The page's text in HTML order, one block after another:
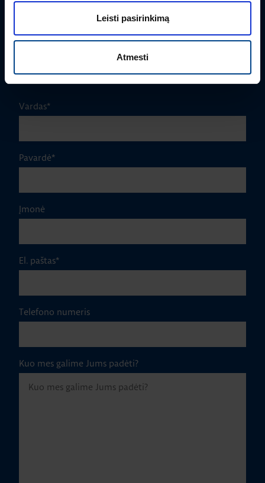
Leisti pasirinkimą
Atmesti
PRODUKTO VADOVAS
Edmas Nausėdas
edmas.nausedas@utugroup.com
Vardas*
Pavardė*
Įmonė
El. paštas*
Telefono numeris
Kuo mes galime Jums padėti?